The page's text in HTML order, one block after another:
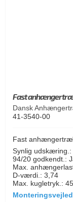
Fast
Dansk
41-3540-00
Fast
Synlig udskæring.:
94/20 godkendt.:
Max.
D-værdi.: 3,74
Max. kugletryk.: 45